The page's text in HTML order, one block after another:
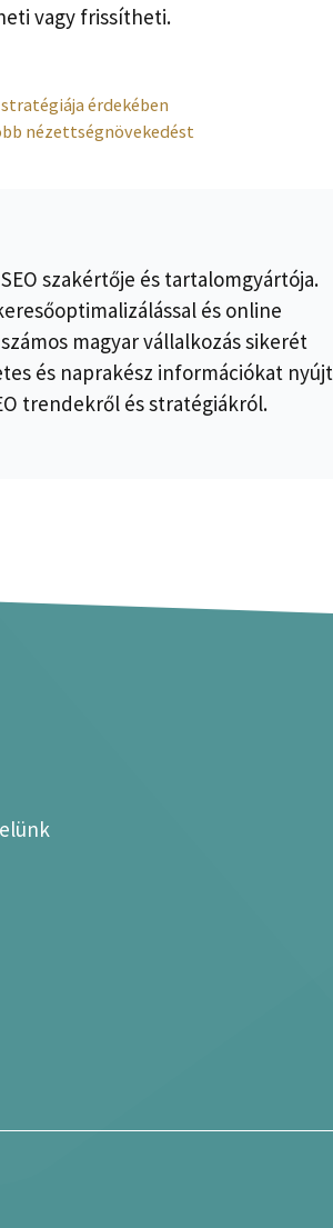
vagy frissítheti.
érdekében
nézettségnövekedést
szakértője és tartalomgyártója.
és online
magyar vállalkozás sikerét
és naprakész információkat nyújt
trendekről és stratégiákról.